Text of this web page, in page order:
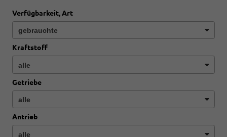
Verfügbarkeit, Art
Kraftstoff
Getriebe
Antrieb